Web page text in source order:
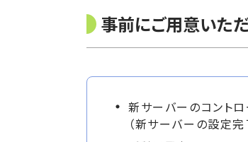
事前にご用意いた
新サーバーのコント
（新サーバーの設定